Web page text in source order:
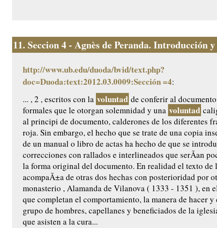
11. Seccion 4 - Agnès de Peranda. Introducción
http://www.ub.edu/duoda/bvid/text.php?
doc=Duoda:text:2012.03.0009:Sección =4:
... , 2 , escritos con la voluntad de conferir al
formales que le otorgan solemnidad y una voluntad
al principi de documento, calderones de los diferentes
roja. Sin embargo, el hecho que se trate de una copia
de un manual o libro de actas ha hecho de que se
correcciones con rallados e interlineados que serÃ­an
la forma original del documento. En realidad el texto de
acompaÃ±a de otras dos hechas con posterioridad por
monasterio , Alamanda de Vilanova ( 1333 - 1351 ), en
que completan el comportamiento, la manera de hacer
grupo de hombres, capellanes y beneficiados de la
que asisten a la cura...